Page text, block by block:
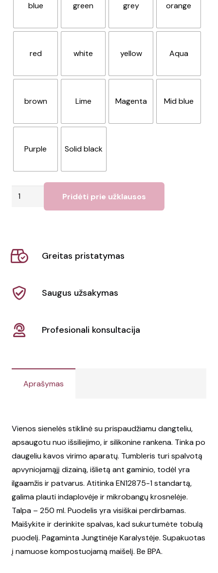
blue green grey orange
red white yellow Aqua
brown Lime Magenta Mid blue
Purple Solid black
produkto
puodelis
Americano®
primo"
Pridėti prie užklausos
Greitas pristatymas
Saugus užsakymas
Profesionali konsultacija
Aprašymas
Vienos sienelės stiklinė su prispaudžiamu dangteliu,
apsaugotu nuo išsiliejimo, ir silikonine rankena. Tinka po
daugeliu kavos virimo aparatų. Tumbleris turi spalvotą
apvyniojamąjį dizainą, išlietą ant gaminio, todėl yra
ilgaamžis ir patvarus. Atitinka EN12875-1 standartą,
galima plauti indaplovėje ir mikrobangų krosnelėje.
Talpa – 250 ml. Puodelis yra visiškai perdirbamas.
Maišykite ir derinkite spalvas, kad sukurtumėte tobulą
puodelį. Pagaminta Jungtinėje Karalystėje. Supakuotas
į namuose kompostuojamą maišelį. Be BPA.